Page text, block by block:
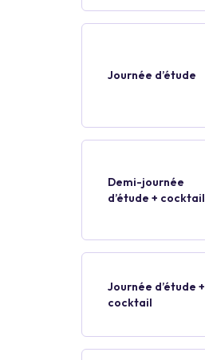
Journée d’étude
Demi-journée
d’étude + cocktail
Journée d’étude +
cocktail